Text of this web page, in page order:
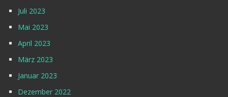
Juli 2023
Mai 2023
April 2023
März 2023
Januar 2023
Dezember 2022